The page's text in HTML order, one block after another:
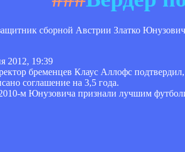
сборной Австрии Златко
2012, 19:39
бременцев Клаус Аллофс
соглашение на 3,5 года.
м Юнузовича признали лучшим